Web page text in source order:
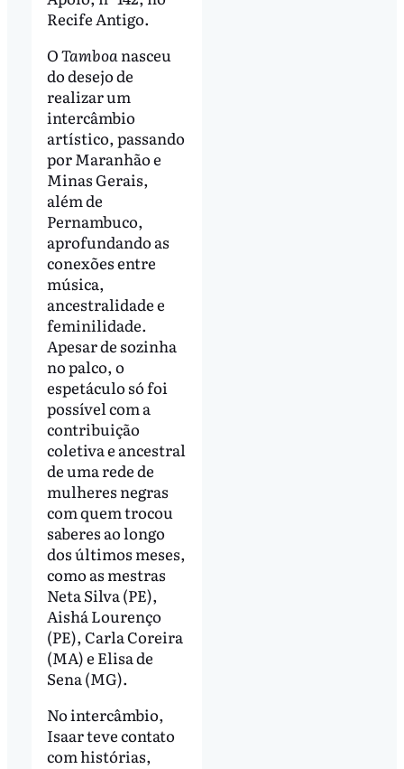
Recife Antigo.
OTamboa nasceu
do desejo de
realizar um
intercâmbio
artístico, passando
por Maranhão e
Minas Gerais,
além de
Pernambuco,
aprofundando as
conexões entre
música,
ancestralidade e
feminilidade.
Apesar de sozinha
no palco, o
espetáculo só foi
possível com a
contribuição
coletiva e ancestral
de uma rede de
mulheres negras
com quem trocou
saberes ao longo
dos últimos meses,
como as mestras
Neta Silva (PE),
Aishá Lourenço
(PE), Carla Coreira
(MA) e Elisa de
Sena (MG).
No intercâmbio,
Isaar teve contato
com histórias,